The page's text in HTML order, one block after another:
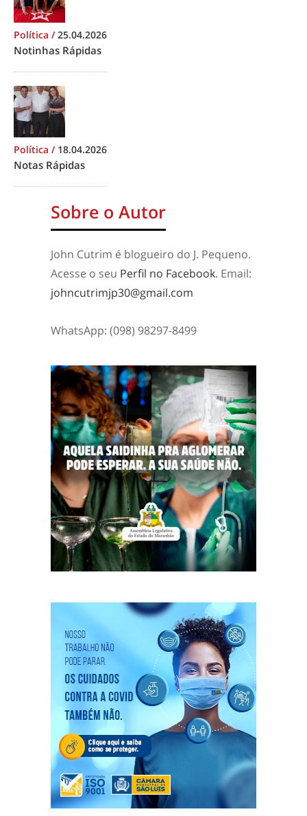
Política /25.04.2026
Notinhas Rápidas
Política / 18.04.2026
Notas Rápidas
Sobre o Autor
John Cutrim é blogueiro do J. Pequeno.
Acesse o seu Perfil no Facebook. Email:
johncutrimjp30@gmail.com
WhatsApp: (098) 98297-8499